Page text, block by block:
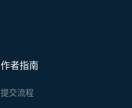
作者指南
提交流程